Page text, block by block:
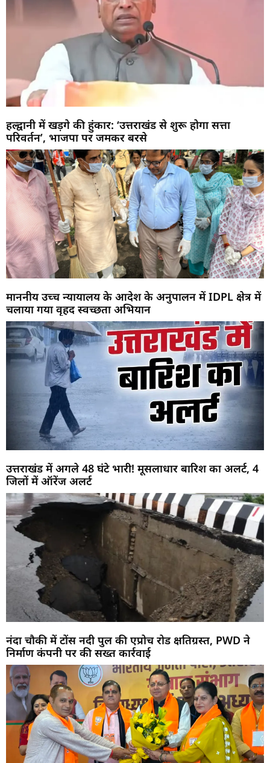
हल्द्वानी में खड़गे की हुंकार: ‘उत्तराखंड से शुरू होगा सत्ता
परिवर्तन’, भाजपा पर जमकर बरसे
माननीय उच्च न्यायालय के आदेश के अनुपालन में IDPL क्षेत्र में
चलाया गया वृहद स्वच्छता अभियान
उत्तराखंड में अगले 48 घंटे भारी! मूसलाधार बारिश का अलर्ट, 4
जिलों में ऑरेंज अलर्ट
नंदा चौकी में टोंस नदी पुल की एप्रोच रोड क्षतिग्रस्त, PWD ने
निर्माण कंपनी पर की सख्त कार्रवाई